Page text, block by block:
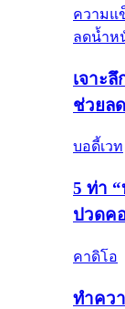
ความแ
ลดน้ำห
เจาะ
ช่วยล
บอดี้เวท
5 ท่า
ปวดค
คาดิโอ
ทำคว